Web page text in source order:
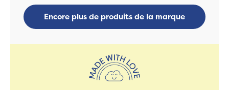
Encore plus de produits de la marque